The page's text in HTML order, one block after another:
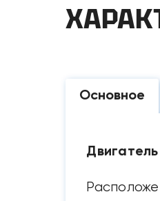
Основное
Двигатель